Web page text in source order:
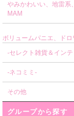
やみかわいい、地雷系
MAM
ボリュームパニエ、ドロ
-セレクト雑貨＆イン
-ネコミミ-
その他
グループから探す